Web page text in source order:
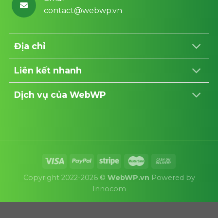
contact@webwp.vn
Địa chỉ
Liên kết nhanh
Dịch vụ của WebWP
Copyright 2022-2026 © WebWP.vn Powered by
Innocom